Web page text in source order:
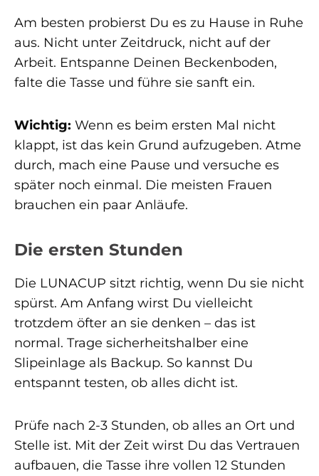
Am besten probierst Du es zu Hause in Ruhe
aus. Nicht unter Zeitdruck, nicht auf der
Arbeit. Entspanne Deinen Beckenboden,
falte die Tasse und führe sie sanft ein.
Wichtig: Wenn es beim ersten Mal nicht
klappt, ist das kein Grund aufzugeben. Atme
durch, mach eine Pause und versuche es
später noch einmal. Die meisten Frauen
brauchen ein paar Anläufe.
Die ersten Stunden
Die LUNACUP sitzt richtig, wenn Du sie nicht
spürst. Am Anfang wirst Du vielleicht
trotzdem öfter an sie denken – das ist
normal. Trage sicherheitshalber eine
Slipeinlage als Backup. So kannst Du
entspannt testen, ob alles dicht ist.
Prüfe nach 2-3 Stunden, ob alles an Ort und
Stelle ist. Mit der Zeit wirst Du das Vertrauen
aufbauen, die Tasse ihre vollen 12 Stunden